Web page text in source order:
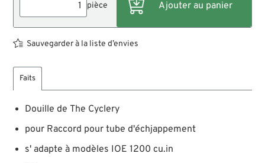
pièce
Sauvegarder à la liste d’envies
Faits
Douille de The Cyclery
pour Raccord pour tube d'échjappement
s' adapte à modèles IOE 1200 cu.in